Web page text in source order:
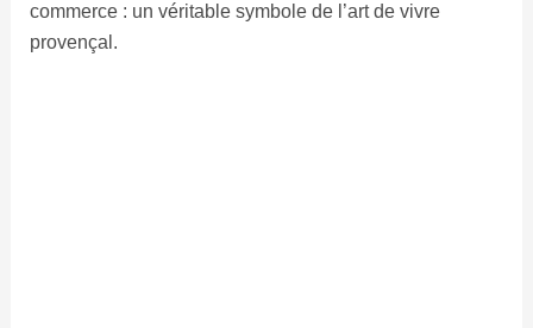
commerce : un véritable symbole de l’art de vivre
provençal.